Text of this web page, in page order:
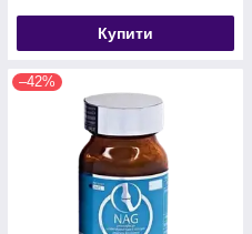
Купити
–42%